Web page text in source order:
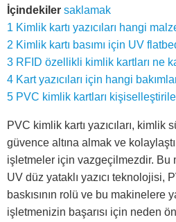
İçindekiler saklamak
1 Kimlik kartı yazıcıları hangi
2 Kimlik kartı basımı için UV
3 RFID özellikli kimlik kartları ne
4 Kart yazıcıları için hangi
5 PVC kimlik kartları
PVC kimlik kartı yazıcıları,
güvence altına almak ve
işletmeler için vazgeçilmezdir. Bu
UV düz yataklı yazıcı teknolojisi,
baskısının rolü ve bu makinelere
işletmenizin başarısı için neden